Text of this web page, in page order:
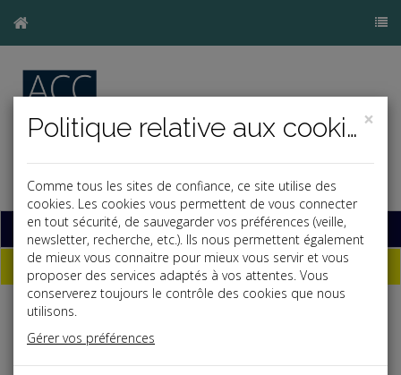
Base documentaire
Dépêches
Liste des dernières dépêches
×
Politique relative aux cookies
Comme tous les sites de confiance, ce site utilise des
cookies. Les cookies vous permettent de vous connecter
en tout sécurité, de sauvegarder vos préférences (veille,
newsletter, recherche, etc.). Ils nous permettent également
de mieux vous connaitre pour mieux vous servir et vous
proposer des services adaptés à vos attentes. Vous
conserverez toujours le contrôle des cookies que nous
utilisons.
Gérer vos préférences